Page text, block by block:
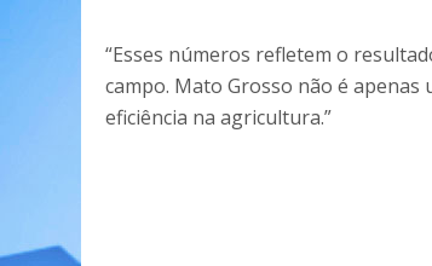
“Esses números refletem o
campo. Mato Grosso não é
eficiência na agricultura.”